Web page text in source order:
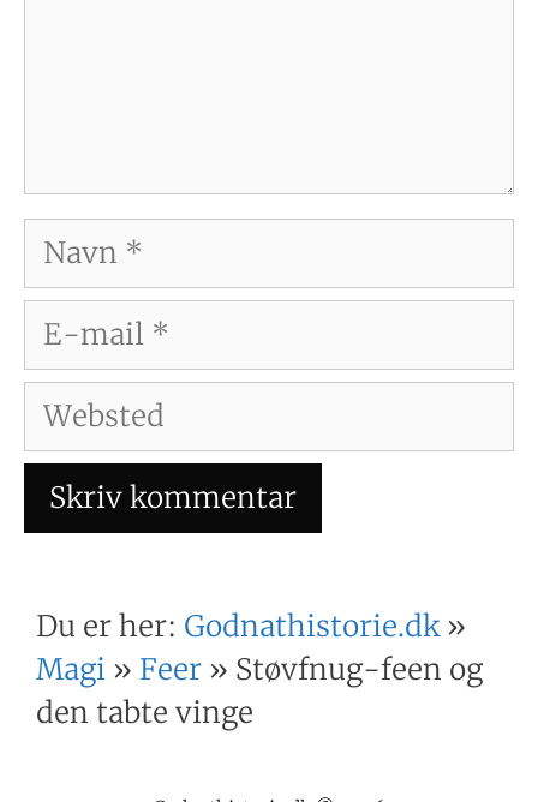
Navn
E-
mail
Websted
Du er her: Godnathistorie.dk»
Magi » Feer » Støvfnug-feen og
den tabte vinge